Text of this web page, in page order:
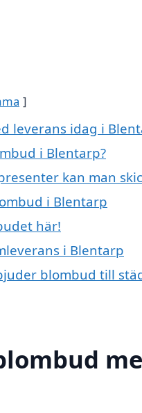
leverans idag i
i Blentarp?
kan man
i Blentarp
här!
i Blentarp
blombud till